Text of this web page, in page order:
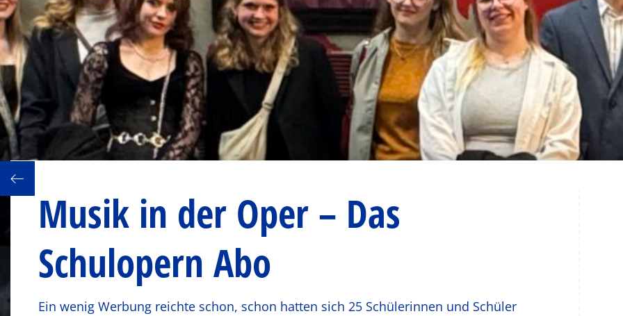
Musik in der Oper – Das
Schulopern Abo
Ein wenig Werbung reichte schon, schon hatten sich 25 Schülerinnen und Schüler